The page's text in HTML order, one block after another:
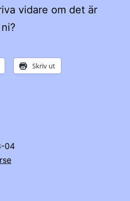
vidare om det är
Skriv ut
04